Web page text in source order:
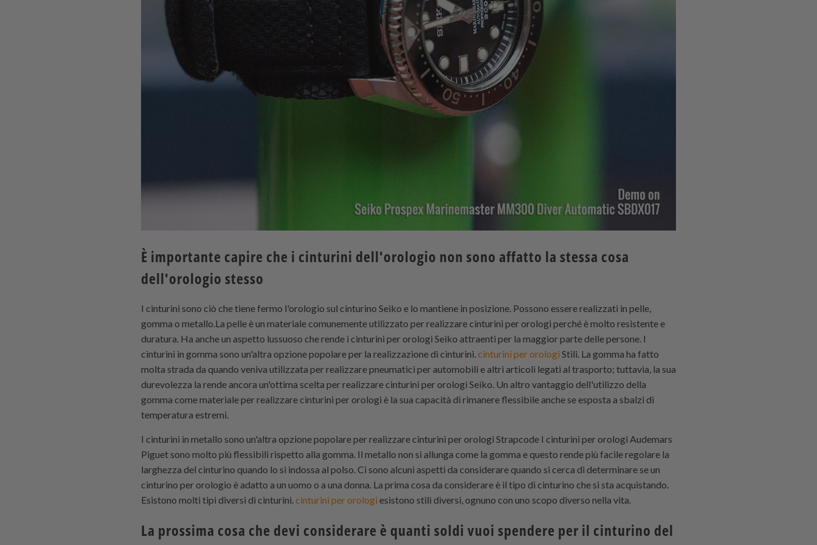
È importante capire che i cinturini dell'orologio non sono affatto la stessa cosa
dell'orologio stesso
I cinturini sono ciò che tiene fermo l'orologio sul cinturino Seiko e lo mantiene in posizione. Possono essere realizzati in pelle,
gomma o metallo.La pelle è un materiale comunemente utilizzato per realizzare cinturini per orologi perché è molto resistente e
duratura. Ha anche un aspetto lussuoso che rende i cinturini per orologi Seiko attraenti per la maggior parte delle persone. I
cinturini in gomma sono un'altra opzione popolare per la realizzazione di cinturini.cinturini per orologi Stili. La gomma ha fatto
molta strada da quando veniva utilizzata per realizzare pneumatici per automobili e altri articoli legati al trasporto; tuttavia, la sua
durevolezza la rende ancora un'ottima scelta per realizzare cinturini per orologi Seiko. Un altro vantaggio dell'utilizzo della
gomma come materiale per realizzare cinturini per orologi è la sua capacità di rimanere flessibile anche se esposta a sbalzi di
temperatura estremi.
I cinturini in metallo sono un'altra opzione popolare per realizzare cinturini per orologi Strapcode I cinturini per orologi Audemars
Piguet sono molto più flessibili rispetto alla gomma. Il metallo non si allunga come la gomma e questo rende più facile regolare la
larghezza del cinturino quando lo si indossa al polso. Ci sono alcuni aspetti da considerare quando si cerca di determinare se un
cinturino per orologio è adatto a un uomo o a una donna. La prima cosa da considerare è il tipo di cinturino che si sta acquistando.
Esistono molti tipi diversi di cinturini.cinturini per orologi esistono stili diversi, ognuno con uno scopo diverso nella vita.
La prossima cosa che devi considerare è quanti soldi vuoi spendere per il cinturino del